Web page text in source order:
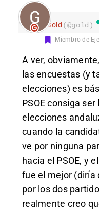
Gold (@gold)
Miembro de
A ver,
las encuestas (y
elecciones) es
PSOE consiga
elecciones
cuando la
ve por ninguna
hacia el PSOE, y
fue el mejor (diría
por los dos
realmente creo